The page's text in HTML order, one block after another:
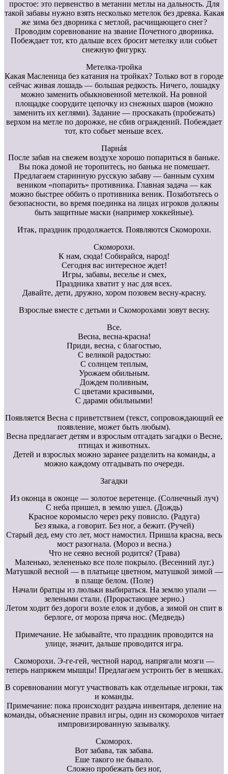
простое: это первенство в метании метлы на дальность. Для
такой забавы нужно взять несколько метелок без древка. Какая
же зима без дворника с метлой, расчищающего снег?
Проводим соревнование на звание Почетного дворника.
Побеждает тот, кто дальше всех бросит метелку или собьет
снежную фигурку.
Метелка-тройка
Какая Масленица без катания на тройках? Только вот в городе
сейчас живая лошадь — большая редкость. Ничего, лошадку
можно заменить обыкновенной метелкой. На ровной
площадке соорудите цепочку из снежных шаров (можно
заменить их кеглями). Задание — проскакать (пробежать)
верхом на метле по дорожке, не сбив ограждений. Побеждает
тот, кто собьет меньше всех.
Парнáя
После забав на свежем воздухе хорошо попариться в баньке.
Вы пока домой не торопитесь, но банька не помешает.
Предлагаем старинную русскую забаву — банным сухим
веником «попарить» противника. Главная задача — как
можно быстрее оббить о противника веник. Позаботьтесь о
безопасности, во время поединка на лицах игроков должны
быть защитные маски (например хоккейные).
Итак, праздник продолжается. Появляются Скоморохи.
Скоморохи.
К нам, сюда! Собирайся, народ!
Сегодня вас интересное ждет!
Игры, забавы, веселье и смех,
Праздника хватит у нас для всех.
Давайте, дети, дружно, хором позовем весну-красну.
Взрослые вместе с детьми и Скоморохами зовут весну.
Все.
Весна, весна-красна!
Приди, весна, с благостью,
С великой радостью:
С солнцем теплым,
Урожаем обильным.
Дождем поливным,
С цветами красивыми,
С дарами обильными!
Появляется Весна с приветствием (текст, сопровождающий ее
появление, может быть любым).
Весна предлагает детям и взрослым отгадать загадки о Весне,
птицах и животных.
Детей и взрослых можно заранее разделить на команды, а
можно каждому отгадывать по очереди.
Загадки
Из оконца в оконце — золотое веретенце. (Солнечный луч)
С неба пришел, в землю ушел. (Дождь)
Красное коромысло через реку повисло. (Радуга)
Без языка, а говорит. Без ног, а бежит. (Ручей)
Старый дед, ему сто лет, мост намостил. Пришла красна, весь
мост разогнала. (Мороз и весна.)
Что не сеяно весной родится? (Трава)
Маленько, зелененько все поле покрыло. (Весенний луг.)
Матушкой весной — в платьице цветном, матушкой зимой —
в плаще белом. (Поле)
Начали братцы из люльки выбираться. На землю упали —
зелеными стали. (Прорастающее зерно.)
Летом ходит без дороги возле елок и дубов, а зимой он спит в
берлоге, от мороза пряча нос. (Медведь)
Примечание. Не забывайте, что праздник проводится на
улице, значит, дальше проводится игра.
Скоморохи. Э-ге-гей, честной народ, напрягали мозги —
теперь напряжем мышцы! Предлагаем устроить бег в мешках.
В соревновании могут участвовать как отдельные игроки, так
и команды.
Примечание: пока происходит раздача инвентаря, деление на
команды, объяснение правил игры, один из скоморохов читает
импровизированную зазывалку.
Скоморох.
Вот забава, так забава.
Еше такого не бывало.
Сложно пробежать без ног,